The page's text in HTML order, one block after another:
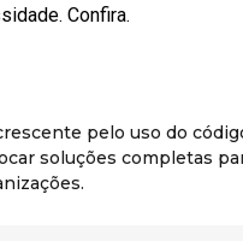
Confira.
pelo uso do
soluções completas